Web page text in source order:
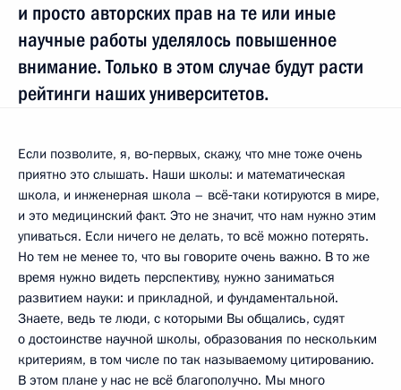
и просто авторских прав на те или иные
научные работы уделялось повышенное
внимание. Только в этом случае будут расти
рейтинги наших университетов.
Если позволите, я, во‑первых, скажу, что мне тоже очень
приятно это слышать. Наши школы: и математическая
школа, и инженерная школа – всё‑таки котируются в мире,
и это медицинский факт. Это не значит, что нам нужно этим
упиваться. Если ничего не делать, то всё можно потерять.
Но тем не менее то, что вы говорите очень важно. В то же
время нужно видеть перспективу, нужно заниматься
развитием науки: и прикладной, и фундаментальной.
Знаете, ведь те люди, с которыми Вы общались, судят
о достоинстве научной школы, образования по нескольким
критериям, в том числе по так называемому цитированию.
В этом плане у нас не всё благополучно. Мы много